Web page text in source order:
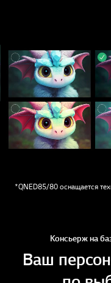
*QNED85/80 оснащается
Консьерж на
Ваш